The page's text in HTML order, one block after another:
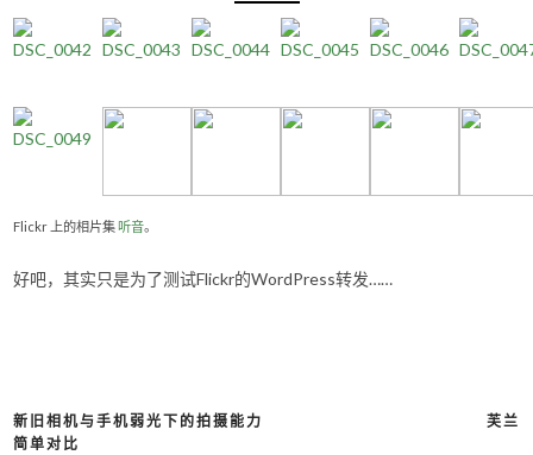
Flickr 上的相片集听音。
好吧，其实只是为了测试Flickr的WordPress转发……
文
芙兰
新旧相机与手机弱光下的拍摄能力
简单对比